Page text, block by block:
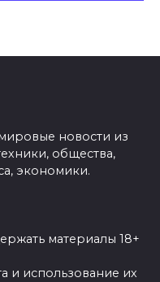
новости из
общества,
экономики.
материалы 18+
и использование их